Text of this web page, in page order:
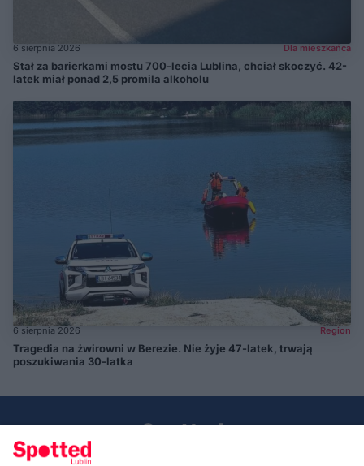
6 sierpnia 2026 Dla mieszkańca
Stał za barierkami mostu 700-lecia Lublina, chciał skoczyć. 42-
latek miał ponad 2,5 promila alkoholu
6 sierpnia 2026 Region
Tragedia na żwirowni w Berezie. Nie żyje 47-latek, trwają
poszukiwania 30-latka